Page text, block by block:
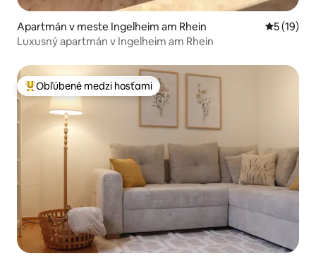
Apartmán v meste Ingelheim am Rhein
5 (19)
Luxusný apartmán v Ingelheim am Rhein
Najobľúbenejšie medzi hosťami
Obľúbené medzi hosťami